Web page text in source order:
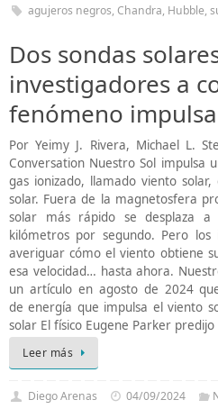
agujeros negros, Chandra, Hubble,
Dos sondas
investigadores a
fenómeno
Por Yeimy J. Rivera, Michael L.
Conversation Nuestro Sol impulsa
gas ionizado, llamado viento
solar. Fuera de la magnetosfera
solar más rápido se desplaza
kilómetros por segundo. Pero los
averiguar cómo el viento obtiene
esa velocidad… hasta ahora.
un artículo en agosto de 2024
de energía que impulsa el viento
solar El físico Eugene Parker
Leer más
Diego Arenas 04/09/2024